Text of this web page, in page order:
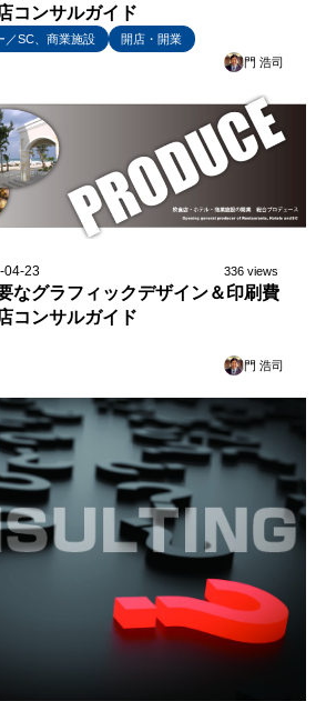
コンサルガイド
／SC、商業施設
開店・開業
門 浩司
04-23 336 views
なグラフィックデザイン＆印刷費
コンサルガイド
門 浩司